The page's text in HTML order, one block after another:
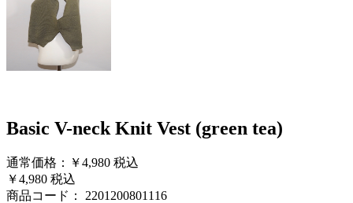
Basic V-neck Knit Vest (green tea)
通常価格：￥4,980 税込
￥4,980 税込
商品コード： 2201200801116